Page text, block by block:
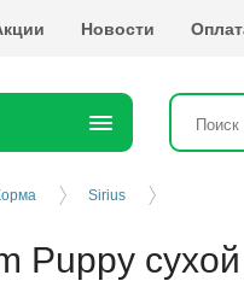
Новости
Sirius
Puppy